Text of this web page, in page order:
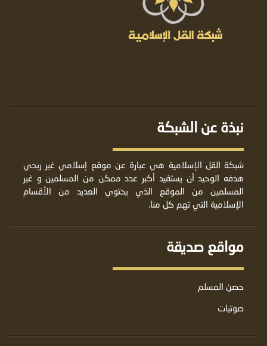
نبذة عن الشبكة
شبكة القل الإسلامية هي عبارة عن موقع إسلامي غير ربحي
هدفه الوحيد أن يستفيد أكبر عدد ممكن من المسلمين و غير
المسلمين من الموقع الذي يحتوي العديد من الأقسام
الإسلامية التي تهم كل منا.
مواقع صديقة
حصن المسلم
صوتيات